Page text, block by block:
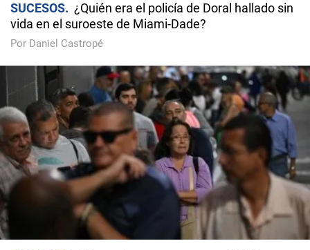
SUCESOS
¿Quién era el policía de Doral hallado sin
vida en el suroeste de Miami-Dade?
Por Daniel Castropé